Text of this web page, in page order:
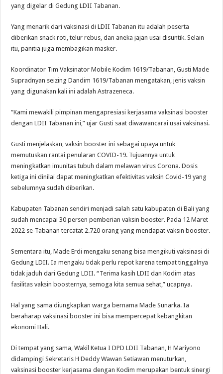
yang digelar di Gedung LDII Tabanan.
Yang menarik dari vaksinasi di LDII Tabanan itu adalah peserta
diberikan snack roti, telur rebus, dan aneka jajan usai disuntik. Selain
itu, panitia juga membagikan masker.
Koordinator Tim Vaksinator Mobile Kodim 1619/Tabanan, Gusti Made
Supradnyan seizing Dandim 1619/Tabanan mengatakan, jenis vaksin
yang digunakan kali ini adalah Astrazeneca.
“Kami mewakili pimpinan mengapresiasi kerjasama vaksinasi booster
dengan LDII Tabanan ini,” ujar Gusti saat diwawancarai usai vaksinasi.
Gusti menjelaskan, vaksin booster ini sebagai upaya untuk
memutuskan rantai penularan COVID-19. Tujuannya untuk
meningkatkan imunitas tubuh dalam melawan virus Corona. Dosis
ketiga ini dinilai dapat meningkatkan efektivitas vaksin Covid-19 yang
sebelumnya sudah diberikan.
Kabupaten Tabanan sendiri menjadi salah satu kabupaten di Bali yang
sudah mencapai 30 persen pemberian vaksin booster. Pada 12 Maret
2022 se-Tabanan tercatat 2.720 orang yang mendapat vaksin booster.
Sementara itu, Made Erdi mengaku senang bisa mengikuti vaksinasi di
Gedung LDII. Ia mengaku tidak perlu repot karena tempat tinggalnya
tidak jaduh dari Gedung LDII. “Terima kasih LDII dan Kodim atas
fasilitas vaksin boosternya, semoga kita semua sehat,” ucapnya.
Hal yang sama diungkapkan warga bernama Made Sunarka. Ia
beraharap vaksinasi booster ini bisa mempercepat kebangkitan
ekonomi Bali.
Di tempat yang sama, Wakil Ketua I DPD LDII Tabanan, H Mariyono
didampingi Sekretaris H Deddy Wawan Setiawan menuturkan,
vaksinasi booster kerjasama dengan Kodim merupakan bentuk sinergi